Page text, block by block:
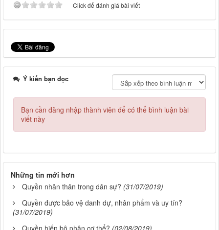
Click để đánh giá bài viết
Ý kiến bạn đọc
Bạn cần đăng nhập thành viên để có thể bình luận bài
viết này
Những tin mới hơn
Quyền nhân thân trong dân sự? (31/07/2019)
Quyền được bảo vệ danh dự, nhân phẩm và uy tín?
(31/07/2019)